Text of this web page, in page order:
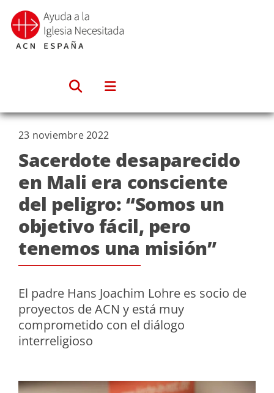
Saltar
contenido
23 noviembre 2022
Sacerdote desaparecido
en Mali era consciente
del peligro: “Somos un
objetivo fácil, pero
tenemos una misión”
El padre Hans Joachim Lohre es socio de
proyectos de ACN y está muy
comprometido con el diálogo
interreligioso